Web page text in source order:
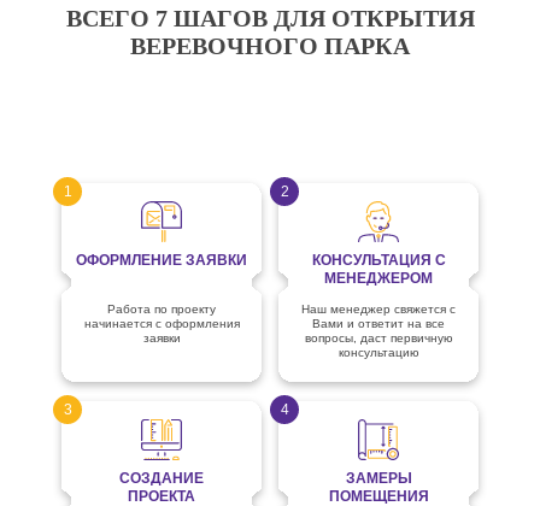
ВСЕГО 7 ШАГОВ ДЛЯ ОТКРЫТИЯ
ВЕРЕВОЧНОГО ПАРКА
Работа по проекту
начинается с оформления
заявки
1
ОФОРМЛЕНИЕ ЗАЯВКИ
Наш менеджер свяжется с
Вами и ответит на все
вопросы, даст первичную
консультацию
2
КОНСУЛЬТАЦИЯ С
МЕНЕДЖЕРОМ
3
СОЗДАНИЕ
ПРОЕКТА
4
ЗАМЕРЫ
ПОМЕЩЕНИЯ